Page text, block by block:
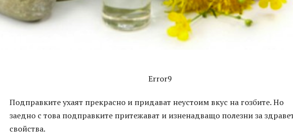
Error9
Подправките ухаят прекрасно и придават неустоим вкус на гозбите. Но
заедно с това подправките притежават и изненадващо полезни за
свойства.